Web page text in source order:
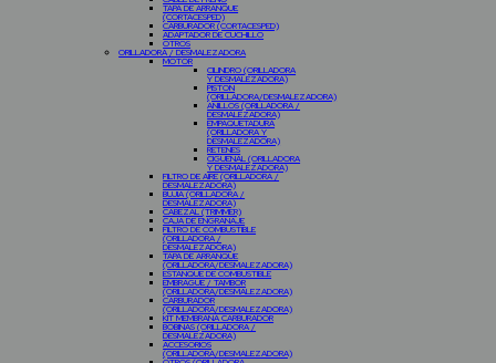
TAPA DE ARRANQUE
(CORTACESPED)
CARBURADOR (CORTACESPED)
ADAPTADOR DE CUCHILLO
OTROS
ORILLADORA / DESMALEZADORA
MOTOR
CILINDRO (ORILLADORA
Y DESMALEZADORA)
PISTON
(ORILLADORA/DESMALEZADORA)
ANILLOS (ORILLADORA /
DESMALEZADORA)
EMPAQUETADURA
(ORILLADORA Y
DESMALEZADORA)
RETENES
CIGÜEÑAL (ORILLADORA
Y DESMALEZADORA)
FILTRO DE AIRE (ORILLADORA /
DESMALEZADORA)
BUJIA (ORILLADORA /
DESMALEZADORA)
CABEZAL (TRIMMER)
CAJA DE ENGRANAJE
FILTRO DE COMBUSTIBLE
(ORILLADORA /
DESMALEZADORA)
TAPA DE ARRANQUE
(ORILLADORA/DESMALEZADORA)
ESTANQUE DE COMBUSTIBLE
EMBRAGUE / TAMBOR
(ORILLADORA/DESMALEZADORA)
CARBURADOR
(ORILLADORA/DESMALEZADORA)
KIT MEMBRANA CARBURADOR
BOBINAS (ORILLADORA /
DESMALEZADORA)
ACCESORIOS
(ORILLADORA/DESMALEZADORA)